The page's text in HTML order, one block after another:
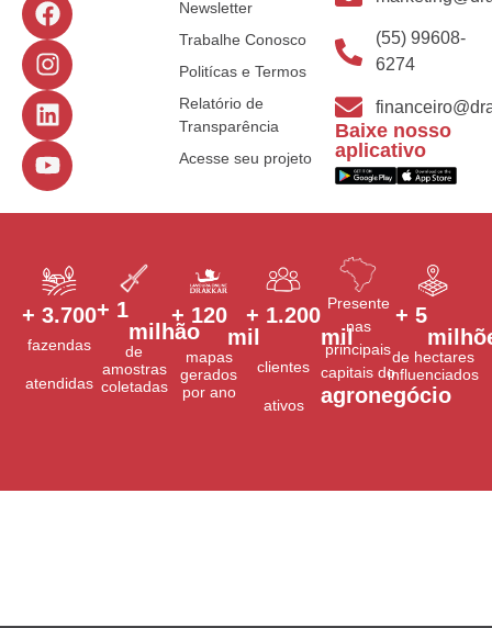
Newsletter
Trabalhe Conosco
Politícas e Termos
Relatório de
Transparência
Acesse seu projeto
(55) 99608-
6274
Baixe nosso
aplicativo
fazendas
atendidas
+ 3.700
de
amostras
coletadas
+ 1
milhão
mapas
gerados
por ano
+ 120
mil
clientes
ativos
+ 1.200
mil
Presente
nas
principais
capitais do
agronegócio
de hectares
influenciados
+ 5